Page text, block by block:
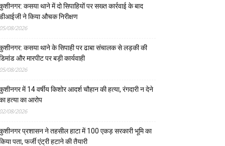
कसया थाने में दो सिपाहियों पर सख्त कार्रवाई के बाद
ने किया औचक निरीक्षण
05/08/2026
कसया थाने के सिपाही पर ढाबा संचालक से लड़की की
और मारपीट पर बड़ी कार्यवाही
05/08/2026
में 14 वर्षीय किशोर आदर्श चौहान की हत्या, रंगदारी न देने
हत्या का आरोप
02/08/2026
प्रशासन ने तहसील हाटा में 100 एकड़ सरकारी भूमि का
पता, फर्जी एंट्री हटाने की तैयारी